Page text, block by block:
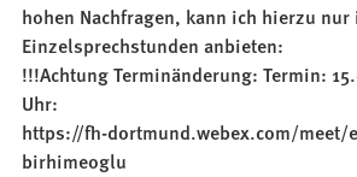
hohen Nachfragen, kann ich hierzu
Einzelsprechstunden anbieten:
!!!Achtung Terminänderung: Termin:
Uhr:
https://fh-dortmund.webex.com/meet/
birhimeoglu